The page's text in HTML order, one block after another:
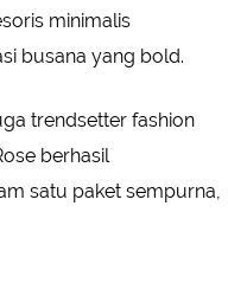
minimalis
busana yang bold.
trendsetter fashion
berhasil
satu paket sempurna,